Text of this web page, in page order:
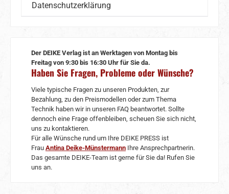
Datenschutzerklärung
Der DEIKE Verlag ist an Werktagen von Montag bis
Freitag von 9:30 bis 16:30 Uhr für Sie da.
Haben Sie Fragen, Probleme oder Wünsche?
Viele typische Fragen zu unseren Produkten, zur
Bezahlung, zu den Preismodellen oder zum Thema
Technik haben wir in unseren FAQ beantwortet. Sollte
dennoch eine Frage offenbleiben, scheuen Sie sich nicht,
uns zu kontaktieren.
Für alle Wünsche rund um Ihre DEIKE PRESS ist
Frau Antina Deike-Münstermann Ihre Ansprechpartnerin.
Das gesamte DEIKE-Team ist gerne für Sie da! Rufen Sie
uns an.